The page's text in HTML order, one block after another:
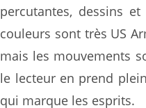
percutantes, dessins
couleurs sont très US
mais les mouvements
le lecteur en prend
qui marque les esprits.